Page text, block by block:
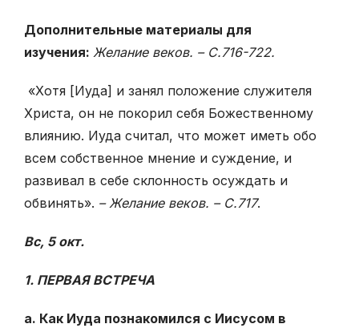
Дополнительные материалы для
изучения: Желание веков. – С.716-722.
«Хотя [Иуда] и занял положение служителя
Христа, он не покорил себя Божественному
влиянию. Иуда считал, что может иметь обо
всем собственное мнение и суждение, и
развивал в себе склонность осуждать и
обвинять». – Желание веков. – С.717.
Вс, 5 окт.
1. ПЕРВАЯ ВСТРЕЧА
а. Как Иуда познакомился с Иисусом в